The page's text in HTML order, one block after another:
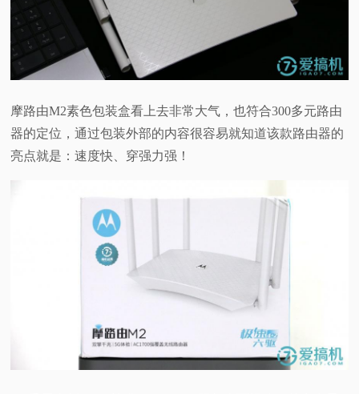
摩路由M2素色包装盒看上去非常大气，也符合300多元路由
器的定位，通过包装外部的内容很容易就知道该款路由器的
亮点就是：速度快、穿强力强！